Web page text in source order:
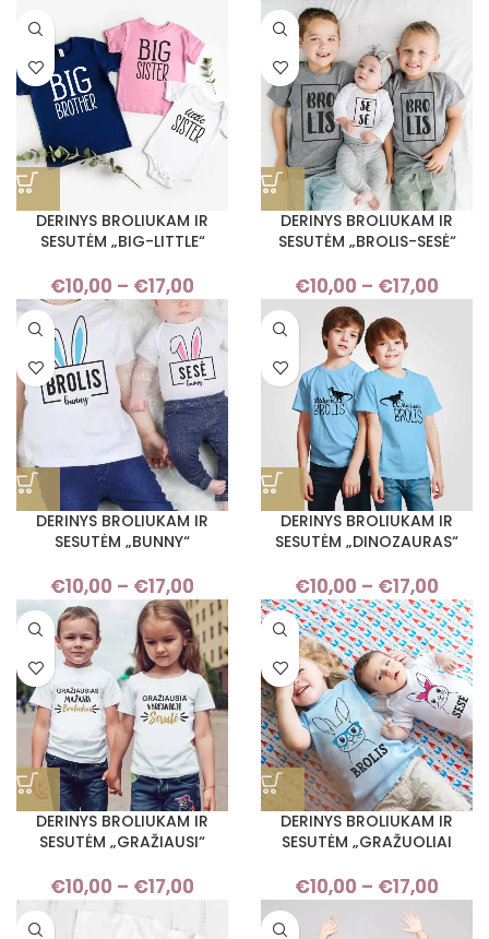
€10,00
through
€17,00
DERINYS BROLIUKAM IR
SESUTĖM „BIG-LITTLE“
€10,00 – €17,00
range:
€10,00
through
€17,00
DERINYS BROLIUKAM IR
SESUTĖM „BROLIS-SESĖ“
€10,00 – €17,00
DERINYS BROLIUKAM IR
SESUTĖM „BUNNY“
€10,00 – €17,00
range:
€10,00
through
€17,00
DERINYS BROLIUKAM IR
SESUTĖM „DINOZAURAS“
€10,00 – €17,00
DERINYS BROLIUKAM IR
SESUTĖM „GRAŽIAUSI“
€10,00 – €17,00
DERINYS BROLIUKAM IR
SESUTĖM „GRAŽUOLIAI
€10,00 – €17,00